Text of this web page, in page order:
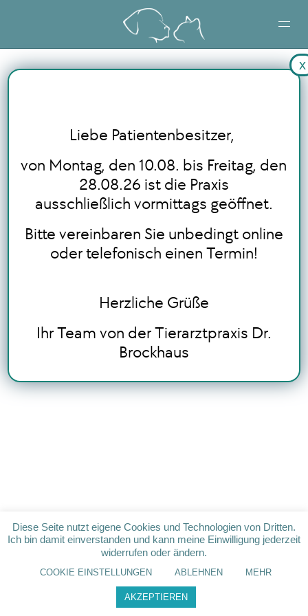
BLOG
ONLINE TERMINBUCHUNG
Diese Seite nutzt eigene Cookies und Technologien von Dritten.
Ich bin damit einverstanden und kann meine Einwilligung jederzeit
widerrufen oder ändern.
COOKIE EINSTELLUNGEN ABLEHNEN MEHR
AKZEPTIEREN
Liebe Patientenbesitzer,
von Montag, den 10.08. bis Freitag, den
28.08.26 ist die Praxis
ausschließlich vormittags geöffnet.
Bitte vereinbaren Sie unbedingt online
oder telefonisch einen Termin!
Herzliche Grüße
Ihr Team von der Tierarztpraxis Dr.
Brockhaus
x